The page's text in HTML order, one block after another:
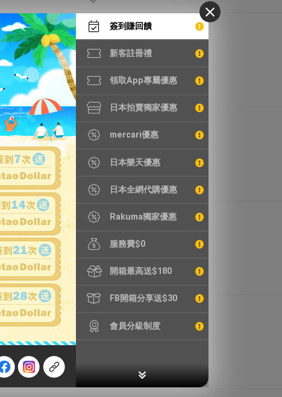
簽到賺回饋
新客註冊禮
領取App專屬優惠
日本拍賣獨家優惠
mercari優惠
日本樂天優惠
日本全網代購優惠
Rakuma獨家優惠
服務費$0
開箱最高送$180
FB開箱分享送$30
會員分級制度
102,196円
HK5,365.3元
4,345円
HK228.1元
134,090円
HK7,039.7元
3,480円
HK182.7元